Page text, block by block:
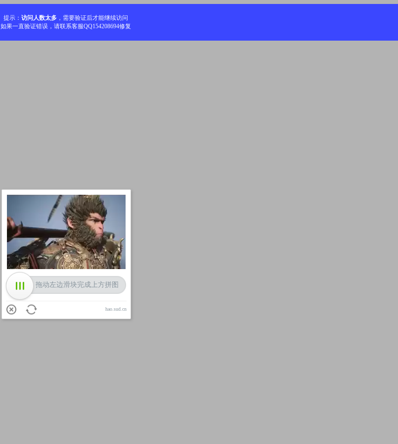
提示： 访问人数太多 ，需要验证后才能继续访问
如果一直验证错误，请联系客服QQ154208694修复
加载中
拖动左边滑块完成上方拼图
hao.sud.cn